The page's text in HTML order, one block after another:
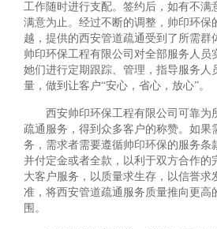
工作随时进行支配。签约后，如有不满
满意为止。经过不断的调整，帅印环保
越，提供的西安管道疏通受到了所需群
帅印环保工程有限公司对全部服务人员
她们进行定期跟踪、管理，指导服务人
量，做到让客户“安心，省心，放心”。
西安帅印环保工程有限公司可靠为
疏通服务，得到众多客户的称赞。如果
务，需求者需要遵循帅印环保的服务条
并付定金或者全款，以利于双方合作的
大客户服务，以质量求生存，以信誉求
准，将西安管道疏通服务质量推向更高
围。